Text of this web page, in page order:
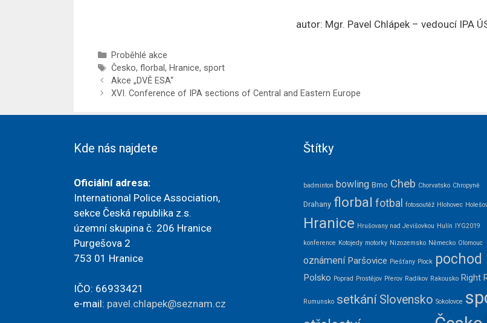
autor: Mgr. Pavel Chlápek – vedoucí IPA
Rubriky
Proběhlé akce
Štítky
Česko, florbal, Hranice, sport
Akce „DVĚ ESA“
XVI. Conference of IPA sections of Central and Eastern Europe
Kde nás najdete
Oficiální adresa:
International Police Association,
sekce Česká republika z.s.
územní skupina č. 206 Hranice
Purgešova 2
753 01 Hranice
IČO: 66933421
e-mail: pavel.chlapek@seznam.cz
Štítky
badminton bowling Brno Cheb Chorvatsko Chropyně
Drahany florbal fotbal fotosoutěž Hlohovec
Hranice Hrušovany nad Jevišovkou Hulín IYG2019
konference Kotojedy motorky Nizozemsko Německo Olomouc
oznámení Paršovice Piešťany Plock pochod
Polsko Poprad Prostějov Přerov Radíkov Rakousko Right
Rumunsko setkání Slovensko Sokolovce